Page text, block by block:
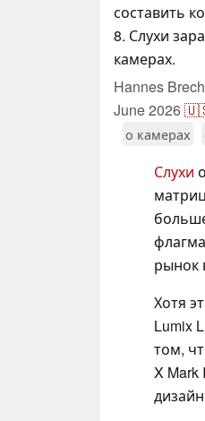
составить
8. Слухи
камерах.
Hannes
June 2026
о камерах
Слухи
рынок
Хотя
Lumix
том,
X Mark